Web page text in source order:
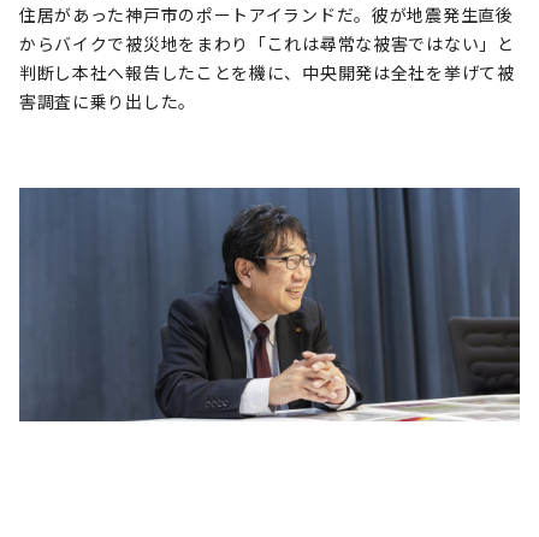
住居があった神戸市のポートアイランドだ。彼が地震発生直後
からバイクで被災地をまわり「これは尋常な被害ではない」と
判断し本社へ報告したことを機に、中央開発は全社を挙げて被
害調査に乗り出した。